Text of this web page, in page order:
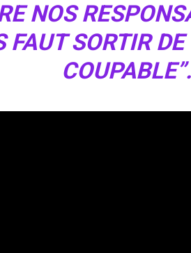
NOS
FAUT SORTIR
COUPABLE”.